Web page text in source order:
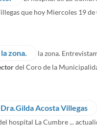
que hoy Miercoles 19
zona. la zona.
del Coro de la
Acosta Villegas
hospital La Cumbre ...